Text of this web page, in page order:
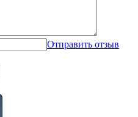
Отправить отзыв